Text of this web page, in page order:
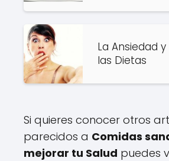
La Ansiedad y
las Dietas
Si quieres conocer otros
parecidos a Comidas
mejorar tu Salud puedes